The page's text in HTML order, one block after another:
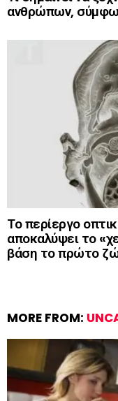
ανθρώπων,
Το περίεργο
αποκαλύψει το
βάση το πρώτο
MORE FROM: